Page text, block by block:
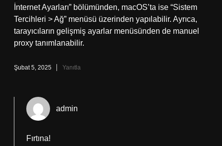
İnternet Ayarları” bölümünden, macOS’ta ise “Sistem
Tercihleri > Ağ” menüsü üzerinden yapılabilir. Ayrıca,
tarayıcıların gelişmiş ayarlar menüsünden de manuel
proxy tanımlanabilir.
Şubat 5, 2025 Yanıtla
admin
Fırtına!